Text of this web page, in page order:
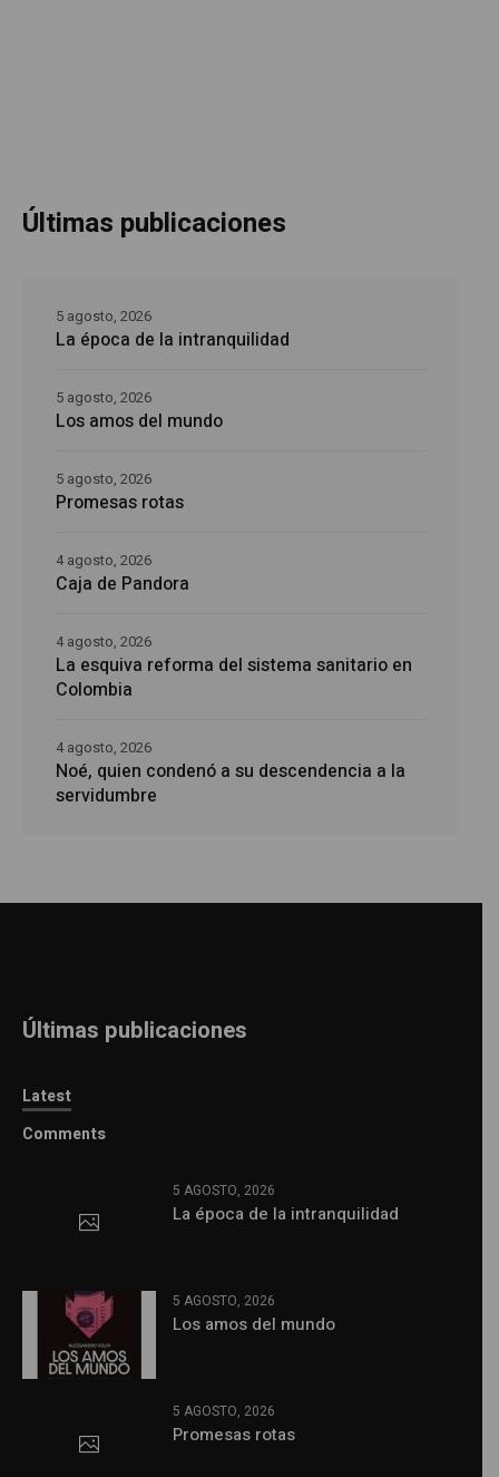
Últimas publicaciones
La época de la intranquilidad
5 agosto, 2026
Los amos del mundo
5 agosto, 2026
Promesas rotas
5 agosto, 2026
Caja de Pandora
4 agosto, 2026
La esquiva reforma del sistema sanitario en
Colombia
4 agosto, 2026
Noé, quien condenó a su descendencia a la
servidumbre
4 agosto, 2026
Últimas publicaciones
Latest
Comments
5 AGOSTO, 2026
La época de la intranquilidad
5 AGOSTO, 2026
Los amos del mundo
5 AGOSTO, 2026
Promesas rotas